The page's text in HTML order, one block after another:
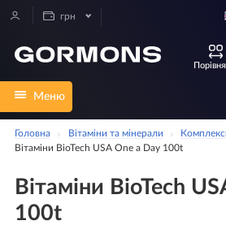
грн
Меню
Головна Вітаміни та мінерали
Вітаміни BioTech USA One a Day 100t
Вітаміни BioTech
100t